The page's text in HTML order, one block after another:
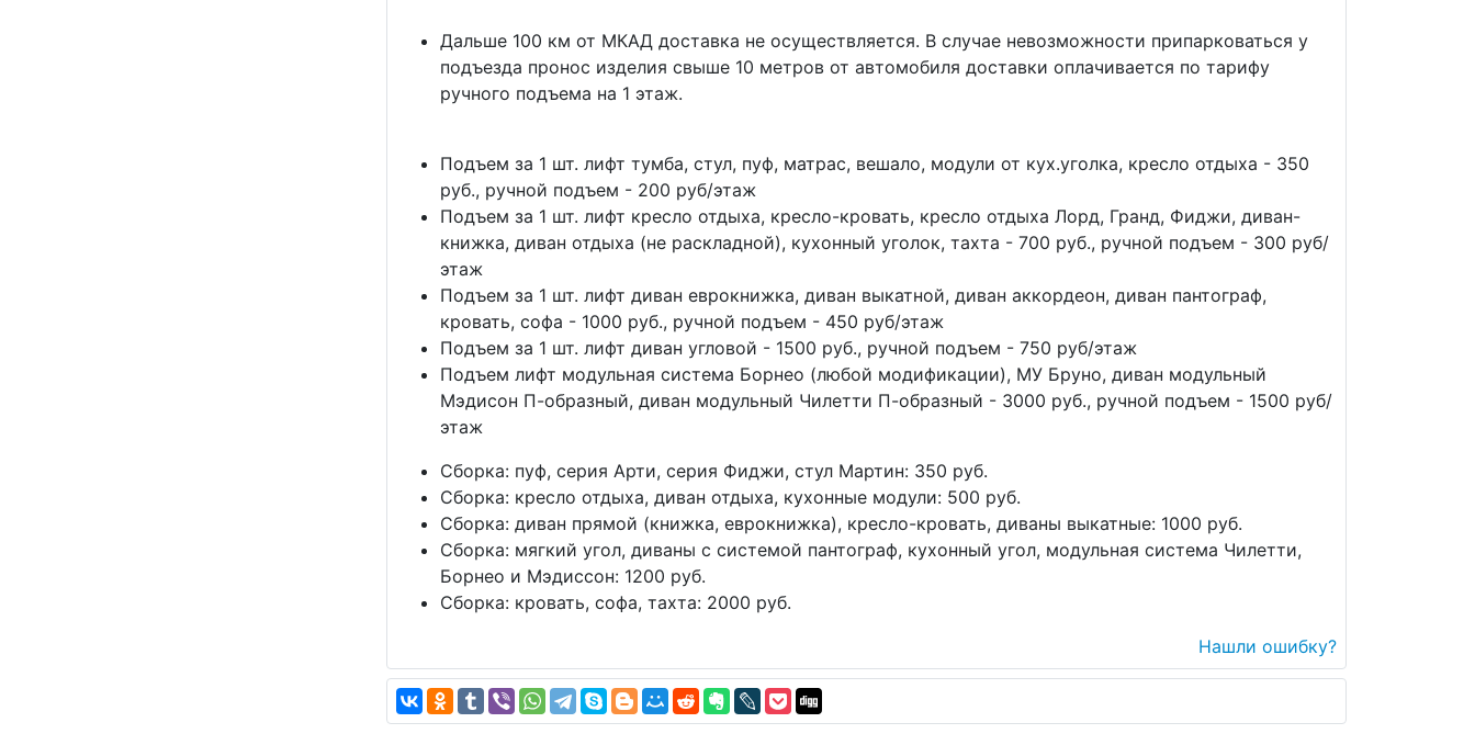
Дальше 100 км от МКАД доставка не осуществляется. В случае невозможности припарковаться у
подъезда пронос изделия свыше 10 метров от автомобиля доставки оплачивается по тарифу
ручного подъема на 1 этаж.
Подъем за 1 шт. лифт тумба, стул, пуф, матрас, вешало, модули от кух.уголка, кресло отдыха - 350
руб., ручной подъем - 200 руб/этаж
Подъем за 1 шт. лифт кресло отдыха, кресло-кровать, кресло отдыха Лорд, Гранд, Фиджи, диван-
книжка, диван отдыха (не раскладной), кухонный уголок, тахта - 700 руб., ручной подъем - 300 руб/
этаж
Подъем за 1 шт. лифт диван еврокнижка, диван выкатной, диван аккордеон, диван пантограф,
кровать, софа - 1000 руб., ручной подъем - 450 руб/этаж
Подъем за 1 шт. лифт диван угловой - 1500 руб., ручной подъем - 750 руб/этаж
Подъем лифт модульная система Борнео (любой модификации), МУ Бруно, диван модульный
Мэдисон П-образный, диван модульный Чилетти П-образный - 3000 руб., ручной подъем - 1500 руб/
этаж
Сборка: пуф, серия Арти, серия Фиджи, стул Мартин: 350 руб.
Сборка: кресло отдыха, диван отдыха, кухонные модули: 500 руб.
Сборка: диван прямой (книжка, еврокнижка), кресло-кровать, диваны выкатные: 1000 руб.
Сборка: мягкий угол, диваны с системой пантограф, кухонный угол, модульная система Чилетти,
Борнео и Мэдиссон: 1200 руб.
Сборка: кровать, софа, тахта: 2000 руб.
Нашли ошибку?